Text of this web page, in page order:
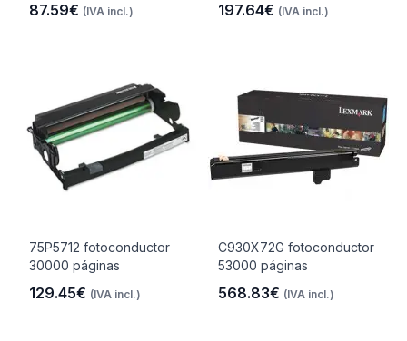
87.59€ (IVA incl.) 197.64€ (IVA incl.)
75P5712 fotoconductor
30000 páginas
129.45€ (IVA incl.)
C930X72G fotoconductor
53000 páginas
568.83€ (IVA incl.)